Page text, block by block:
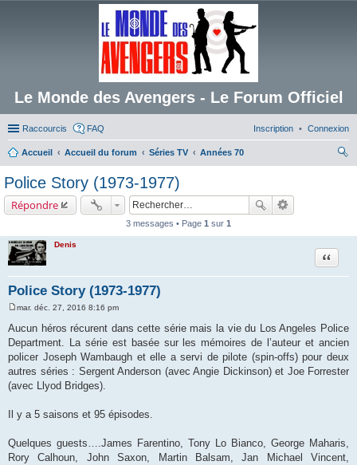
Le Monde des Avengers - Le Forum Officiel
Raccourcis FAQ Connexion
Inscription
Accueil Accueil du forum Séries TV
Années 70
Police Story (1973-1977)
Répondre
3 messages • Page 1 sur 1
Denis
Police Story (1973-1977)
Citation
s
s
a
g
e
mar. déc. 27, 2016 8:16 pm
Aucun héros récurent dans cette série mais la vie du Los Angeles Police
Department. La série est basée sur les mémoires de l’auteur et ancien
policer Joseph Wambaugh et elle a servi de pilote (spin-offs) pour deux
autres séries : Sergent Anderson (avec Angie Dickinson) et Joe Forrester
(avec Llyod Bridges).
Il y a 5 saisons et 95 épisodes.
Quelques guests….James Farentino, Tony Lo Bianco, George Maharis,
Rory Calhoun, John Saxon, Martin Balsam, Jan Michael Vincent,